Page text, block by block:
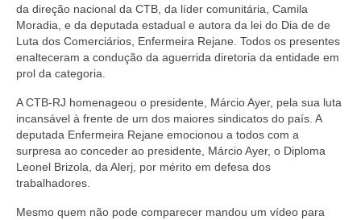
Aplicativo Comerciários RJ
Acordo de Feriado para Empresas
CIPA
BENEFÍCIOS
Sede social
Colônia de férias
Refeitórios
da direção nacional da CTB, da líder comunitária, Camila
Moradia, e da deputada estadual e autora da lei do Dia de de
Luta dos Comerciários, Enfermeira Rejane. Todos os presentes
enalteceram a condução da aguerrida diretoria da entidade em
prol da categoria.
A CTB-RJ homenageou o presidente, Márcio Ayer, pela sua luta
incansável à frente de um dos maiores sindicatos do país. A
deputada Enfermeira Rejane emocionou a todos com a
surpresa ao conceder ao presidente, Márcio Ayer, o Diploma
Leonel Brizola, da Alerj, por mérito em defesa dos
trabalhadores.
Mesmo quem não pode comparecer mandou um vídeo para